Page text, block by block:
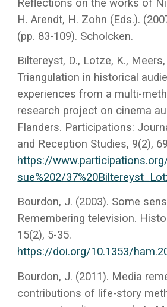
Reflections on the works of
H. Arendt, H. Zohn (Eds.).
(pp. 83-109). Scholcken.
Biltereyst, D., Lotze, K., Meers,
Triangulation in historical
experiences from a multi-
research project on cinema
Flanders. Participations:
and Reception Studies, 9(2),
https://
sue%202/
Bourdon, J. (2003). Some
Remembering television.
15(2), 5-35.
https://doi.org/10.1353/
Bourdon, J. (2011). Media
contributions of life-story